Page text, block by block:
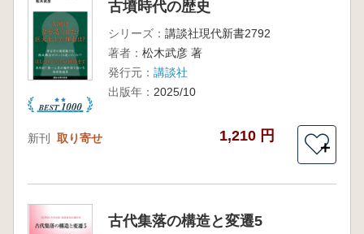
古墳時代の歴史
シリーズ： 講談社現代新書2792
著者： 松木武彦 著
発行元： 講談社
出版年： 2025/10
新刊 取り寄せ 1,210 円
＋
古代集落の構造と変遷5